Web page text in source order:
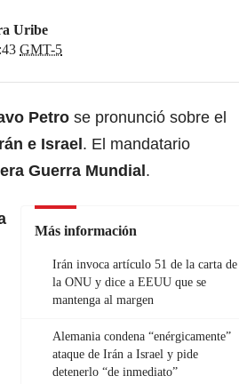
Uribe
GMT-5
Petro se pronunció sobre el
e Israel . El mandatario
Guerra Mundial .
Más información
Irán invoca artículo 51 de la carta de
la ONU y dice a EEUU que se
mantenga al margen
Alemania condena “enérgicamente”
ataque de Irán a Israel y pide
detenerlo “de inmediato”